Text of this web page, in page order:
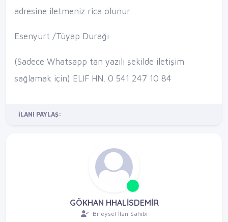
adresine iletmeniz rica olunur.
Esenyurt /Tüyap Durağı
(Sadece Whatsapp tan yazılı şekilde iletişim
sağlamak için) ELİF HN. 0 541 247 10 84
İLANI PAYLAŞ:
GÖKHAN HHALİSDEMİR
Bireysel İlan Sahibi